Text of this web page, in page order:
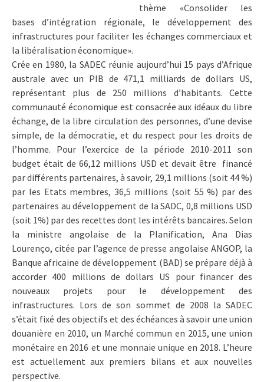
thème «Consolider les
bases d’intégration régionale, le développement des
infrastructures pour faciliter les échanges commerciaux et
la libéralisation économique».
Crée en 1980, la SADEC réunie aujourd’hui 15 pays d’Afrique
australe avec un PIB de 471,1 milliards de dollars US,
représentant plus de 250 millions d’habitants. Cette
communauté économique est consacrée aux idéaux du libre
échange, de la libre circulation des personnes, d’une devise
simple, de la démocratie, et du respect pour les droits de
l’homme. Pour l’exercice de la période 2010-2011 son
budget était de 66,12 millions USD et devait être financé
par différents partenaires, à savoir, 29,1 millions (soit 44 %)
par les Etats membres, 36,5 millions (soit 55 %) par des
partenaires au développement de la SADC, 0,8 millions USD
(soit 1%) par des recettes dont les intérêts bancaires. Selon
la ministre angolaise de la Planification, Ana Dias
Lourenço, citée par l’agence de presse angolaise ANGOP, la
Banque africaine de développement (BAD) se prépare déjà à
accorder 400 millions de dollars US pour financer des
nouveaux projets pour le développement des
infrastructures. Lors de son sommet de 2008 la SADEC
s’était fixé des objectifs et des échéances à savoir une union
douanière en 2010, un Marché commun en 2015, une union
monétaire en 2016 et une monnaie unique en 2018. L’heure
est actuellement aux premiers bilans et aux nouvelles
perspective.